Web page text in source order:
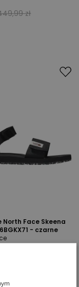
zł
North Face Skeena
- czarne